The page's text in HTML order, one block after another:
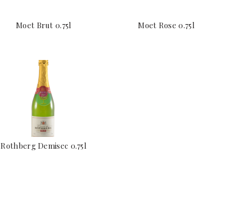
Moet Brut 0.75l Moet Rose 0.75l
Rothberg Demisec 0.75l